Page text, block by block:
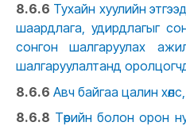
8.6.6 Тухайн хуулийн
шаардлага, удирдлагыг
сонгон шалгаруулах
шалгаруулалтанд
8.6.6 Авч байгаа цалин
8.6.8 Төрийн болон орон